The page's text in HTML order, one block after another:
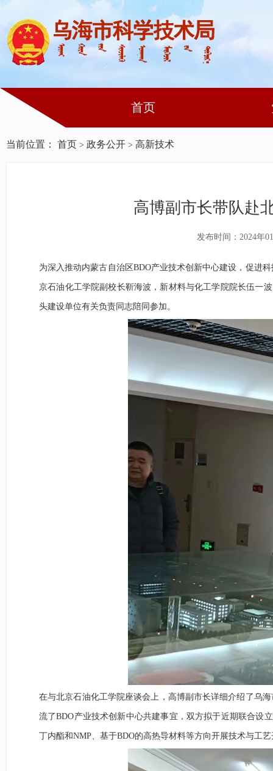
首页
当前位置： 首页 > 政务公开 > 高新技术
高博副市长带队赴
发布时间：2024年
为深入推动内蒙古自治区BDO产业技术创新中心建设，促进科
京石油化工学院副校长靳海波，新材料与化工学院院长伍一
头建设单位有关负责 同志陪同 参加。
在与北京石油化工学院座谈会上，高博副市长详细介绍了乌海
流了BDO产业技术创新中心共建事宜 ，双方拟于近期联合设立
丁内酯和NMP、基于BDO的高热导材料等方向开展技术与工